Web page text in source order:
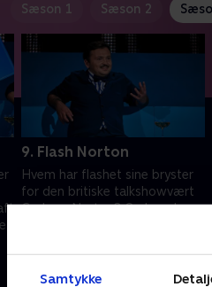
Samtykke
Sæson 1 Sæson 2
9. Flash Norton
Hvem har flashet sine bryster
for den britiske talkshowvært
Graham Norton? Og kan du
en luftpistol?